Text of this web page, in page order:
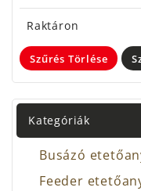
Raktáron
Szűrés Törlése
Kategóriák
Busázó
Feeder